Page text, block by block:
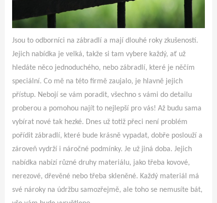
Jsou to odborníci na zábradlí a mají dlouhé roky zkušeností.
Jejich nabídka je velká, takže si tam vybere každý, ať už
hledáte něco jednoduchého, nebo zábradlí, které je něčím
speciální. Co mě na této firmě zaujalo, je hlavně jejich
přístup. Nebojí se vám poradit, všechno s vámi do detailu
proberou a pomohou najít to nejlepší pro vás! Až budu sama
vybírat nové tak hezké. Dnes už totiž přeci není problém
pořídit zábradlí, které bude krásně vypadat, dobře poslouží a
zároveň vydrží i náročné podmínky. Je už jiná doba. Jejich
nabídka nabízí různé druhy materiálu, jako třeba kovové,
nerezové, dřevěné nebo třeba skleněné. Každý materiál má
své nároky na údržbu samozřejmě, ale toho se nemusíte bát,